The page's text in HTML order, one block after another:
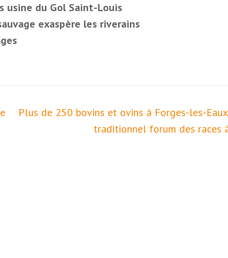
usine du Gol Saint-Louis
exaspère les riverains
Plus de 250 bovins et ovins à Forges-les-
traditionnel forum des races